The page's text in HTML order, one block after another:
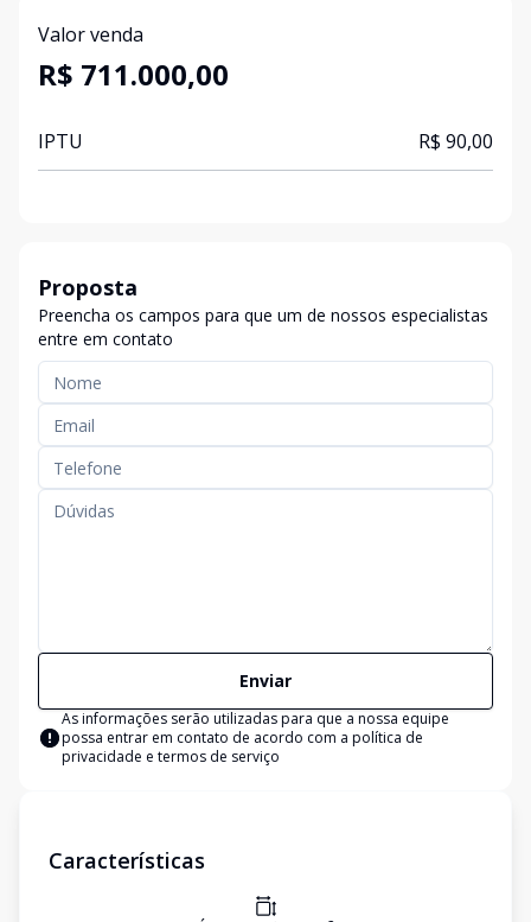
Valor venda
R$ 711.000,00
IPTU R$ 90,00
Proposta
Preencha os campos para que um de nossos especialistas
entre em contato
Enviar
As informações serão utilizadas para que a nossa equipe
possa entrar em contato de acordo com a política de
privacidade e termos de serviço
Características